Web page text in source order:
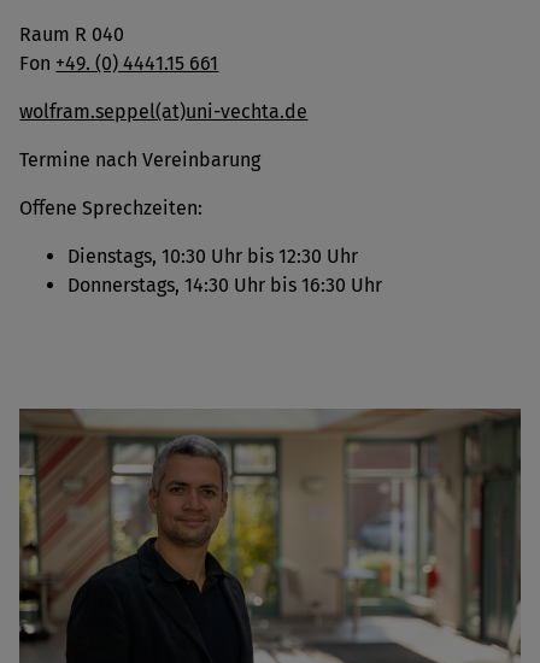
Raum R 040
Fon +49. (0) 4441.15 661
wolfram.seppel(at)uni-vechta.de
Termine nach Vereinbarung
Offene Sprechzeiten:
Dienstags, 10:30 Uhr bis 12:30 Uhr
Donnerstags, 14:30 Uhr bis 16:30 Uhr